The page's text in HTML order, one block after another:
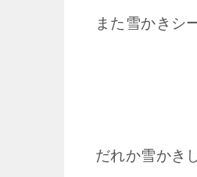
また雪かきシ
だれか雪かき